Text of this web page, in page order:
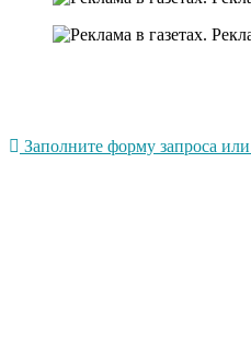
Заполните форму запроса